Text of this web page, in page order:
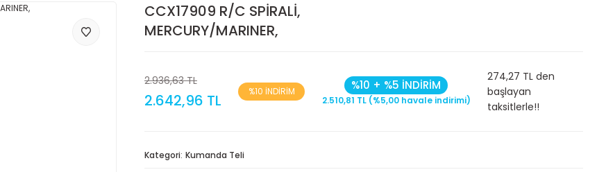
CCX17909 R/C SPİRALİ,
MERCURY/MARINER,
2.936,63 TL
2.642,96 TL %10 İNDİRİM %10 + %5 İNDİRİM
2.510,81 TL (%5,00 havale indirimi)
274,27 TL den
başlayan
taksitlerle!!
Kategori Kumanda Teli